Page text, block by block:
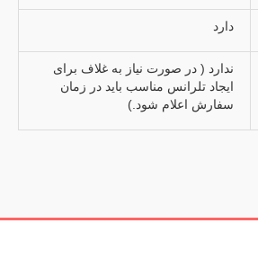
دارد
ندارد ( در صورت نیاز به غلاف برای
ایجاد تلرانس مناسب باید در زمان
سفارش اعلام شود.)